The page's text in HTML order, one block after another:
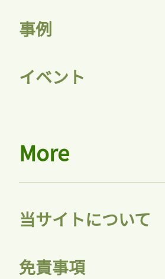
記事を
事例
イベント
More
当サイトについて
免責事項